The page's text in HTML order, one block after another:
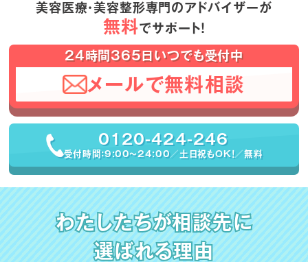
美容医療・美容整形専門のアドバイザーが
無料でサポート！
24時間365日いつでも受付中
メールで無料相談
0120-424-246
受付時間：9:00〜24:00／土日祝もOK！／無料
わたしたちが相談先に
選ばれる理由